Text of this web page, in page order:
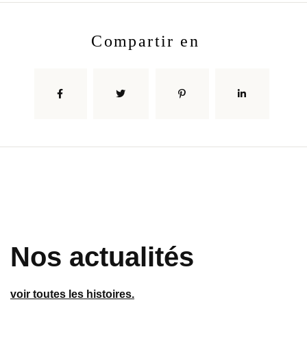
compartir en
nos actualités
voir toutes les histoires.